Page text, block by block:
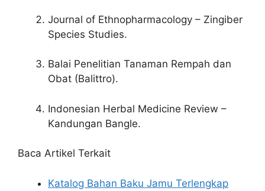
Journal of Ethnopharmacology – Zingiber
Species Studies.
Balai Penelitian Tanaman Rempah dan
Obat (Balittro).
Indonesian Herbal Medicine Review –
Kandungan Bangle.
Baca Artikel Terkait
Katalog Bahan Baku Jamu Terlengkap